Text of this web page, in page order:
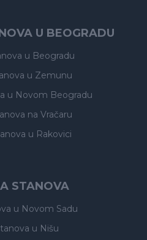
U BEOGRADU
u Beogradu
u Zemunu
u Novom Beogradu
na Vračaru
u Rakovici
STANOVA
u Novom Sadu
u Nišu